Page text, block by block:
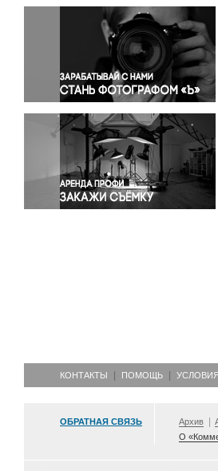
Окружающая среда
Политика
Правосудие
Происшествия и конфликты
Религия
Светская жизнь
Спорт
Экология
Экономика и бизнес
КОНТАКТЫ ПОМОЩЬ
ОБРАТНАЯ СВЯЗЬ Архив
О